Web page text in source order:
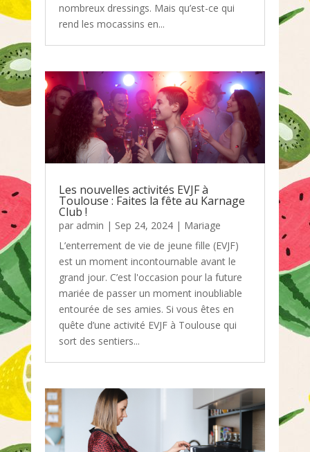
nombreux dressings. Mais qu’est-ce qui
rend les mocassins en...
Les nouvelles activités EVJF à
Toulouse : Faites la fête au Karnage
Club !
par admin | Sep 24, 2024| Mariage
L’enterrement de vie de jeune fille (EVJF)
est un moment incontournable avant le
grand jour. C’est l'occasion pour la future
mariée de passer un moment inoubliable
entourée de ses amies. Si vous êtes en
quête d’une activité EVJF à Toulouse qui
sort des sentiers...